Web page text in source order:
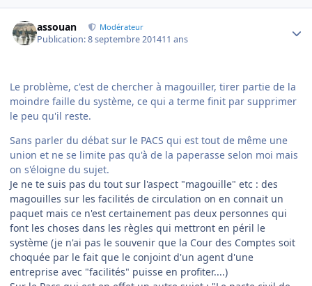
assouan Modérateur
Publication:8 septembre 201411 ans
Le problème, c'est de chercher à magouiller, tirer partie de la
moindre faille du système, ce qui a terme finit par supprimer
le peu qu'il reste.
Sans parler du débat sur le PACS qui est tout de même une
union et ne se limite pas qu'à de la paperasse selon moi mais
on s'éloigne du sujet.
Je ne te suis pas du tout sur l'aspect "magouille" etc : des
magouilles sur les facilités de circulation on en connait un
paquet mais ce n'est certainement pas deux personnes qui
font les choses dans les règles qui mettront en péril le
système (je n'ai pas le souvenir que la Cour des Comptes soit
choquée par le fait que le conjoint d'un agent d'une
entreprise avec "facilités" puisse en profiter....)